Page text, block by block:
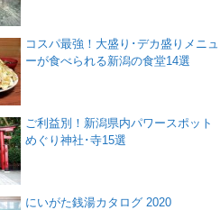
コスパ最強！大盛り･デカ盛りメニュ
ーが食べられる新潟の食堂14選
ご利益別！新潟県内パワースポット
めぐり神社･寺15選
にいがた銭湯カタログ 2020